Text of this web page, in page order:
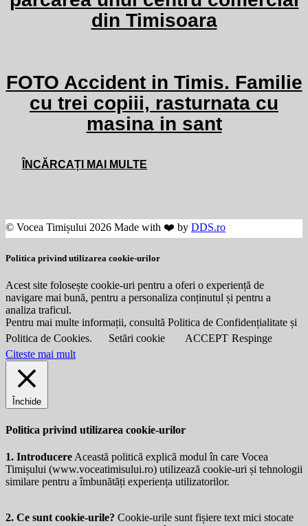
din Timisoara
FOTO Accident in Timis. Familie
cu trei copiii, rasturnata cu
masina in sant
ÎNCĂRCAȚI MAI MULTE
© Vocea Timișului 2026 Made with ❤️ by DDS.ro
Politica privind utilizarea cookie-urilor
Acest site folosește cookie-uri pentru a oferi o experiență de
navigare mai bună, pentru a personaliza conținutul și pentru a
analiza traficul.
Pentru mai multe informații, consultă Politica de Confidențialitate și
Politica de Cookies.
Setări cookie ACCEPT Respinge
Citeste mai mult
Închide
Politica privind utilizarea cookie-urilor
1. Introducere Această politică explică modul în care Vocea
Timișului (www.voceatimisului.ro) utilizează cookie-uri și tehnologii
similare pentru a îmbunătăți experiența utilizatorilor.
2. Ce sunt cookie-urile? Cookie-urile sunt fișiere text mici stocate